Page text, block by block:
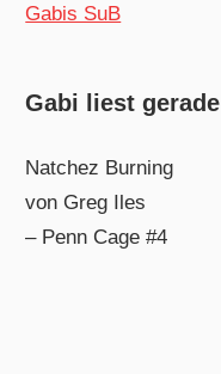
Gabis SuB
Gabi liest gerade
Natchez Burning
von Greg Iles
– Penn Cage #4